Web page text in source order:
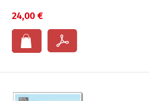
24,00 €